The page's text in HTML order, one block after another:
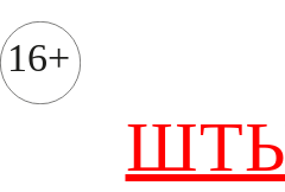
к
содержимому
16+